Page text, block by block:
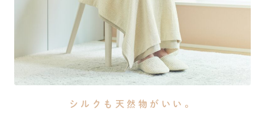
シルクも天然物がいい。